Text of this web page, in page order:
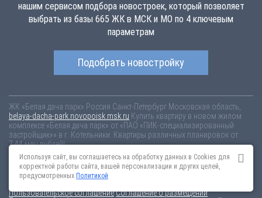
нашим сервисом подбора новостроек, который позволяет
выбрать из базы 665 ЖК в МСК и МО по 4 ключевым
параметрам
Подобрать новостройку
ЖК «Белая дача парк» Россия Санкт-Петербург Московская область,
belaya-dacha-park.novopoisk.msk.ru Купить квартиру в новом жилом
комплексе «Белая дача парк» от «ПАО «ПИК-специализированный
застройщик»» в г. Котельники. Квартиры различных планировок от
7.44 млн рублей!
Новостройки Санкт-ПетербургаНовостройки Москвы
Информация на сайте взята из открытых источников, не является
Пользовательское соглашениеСоглашение о размещении
Используя сайт, вы соглашаетесь на обработку данных в Cookies для
корректной работы сайта, вашей персонализации и других целей,
предусмотренных Политикой